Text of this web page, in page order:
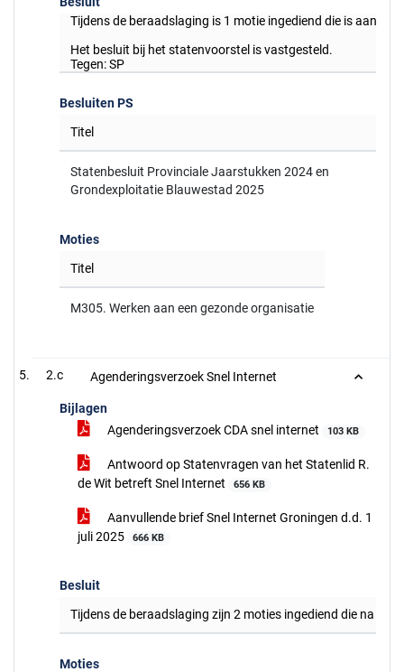
Tijdens de beraadslaging is 1 motie ingediend die is
Het besluit bij het statenvoorstel is vastgesteld.
Tegen: SP
Besluiten PS
Titel
Statenbesluit Provinciale Jaarstukken 2024 en
Grondexploitatie Blauwestad 2025
Moties
Titel
M305. Werken aan een gezonde organisatie
2.c Agenderingsverzoek Snel Internet
Bijlagen
Agenderingsverzoek CDA snel internet
103 KB
Antwoord op Statenvragen van het Statenlid R.
de Wit betreft Snel Internet
656 KB
Aanvullende brief Snel Internet Groningen d.d. 1
juli 2025
666 KB
Besluit
Tijdens de beraadslaging zijn 2 moties ingediend die na
Moties